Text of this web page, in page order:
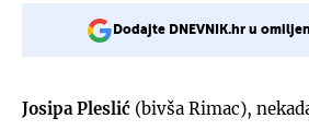
Dodajte DNEVNIK.hr u
Josipa Pleslić (bivša Rimac),